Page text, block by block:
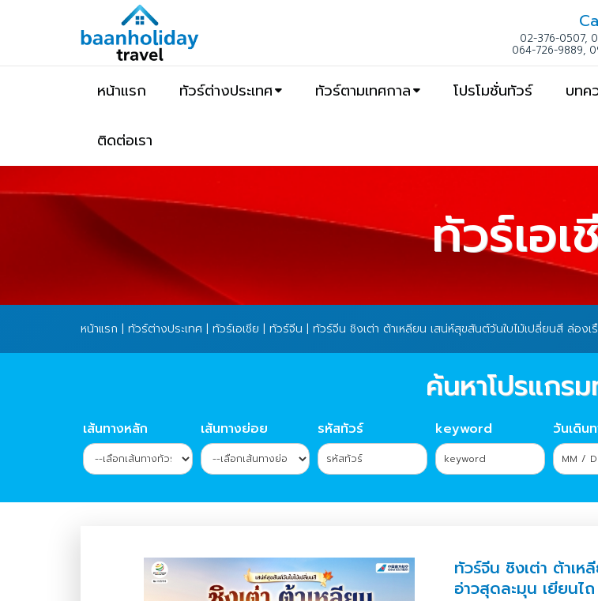
02-376-0507,
064-726-9889,
หน้าแรก ทัวร์ต่างประเทศ ทัวร์ตามเทศกาล โปรโมชั่นทัวร์ บทค
ติดต่อเรา
ทัวร์เอเ
หน้าแรก | ทัวร์ต่างประเทศ | ทัวร์เอเชีย | ทัวร์จีน | ทัวร์จีน ชิงเต่า ต้าเหลียน เสน่ห์สุขสันต์วันใบไม้เปลี่ยนสี ล่อง
ค้นหาโปรแกร
เส้นทางหลัก เส้นทางย่อย รหัสทัวร์ keyword วันเดิน
ทัวร์จีน ชิงเต่า ต้าเ
อ่าวสุดละมุน เยียนไ